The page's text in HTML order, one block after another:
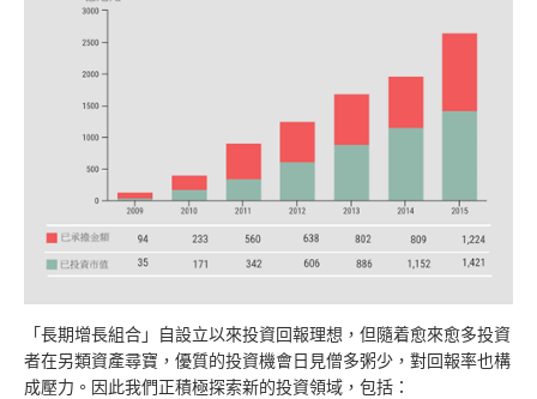
「長期增長組合」自設立以來投資回報理想，但隨着愈來愈多投資
者在另類資產尋寶，優質的投資機會日見僧多粥少，對回報率也構
成壓力。因此我們正積極探索新的投資領域，包括：